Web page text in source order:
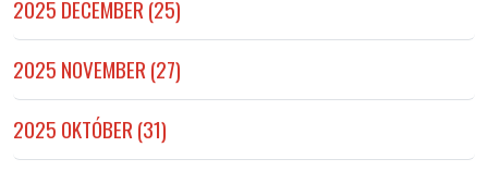
2025 DECEMBER (25)
2025 NOVEMBER (27)
2025 OKTÓBER (31)